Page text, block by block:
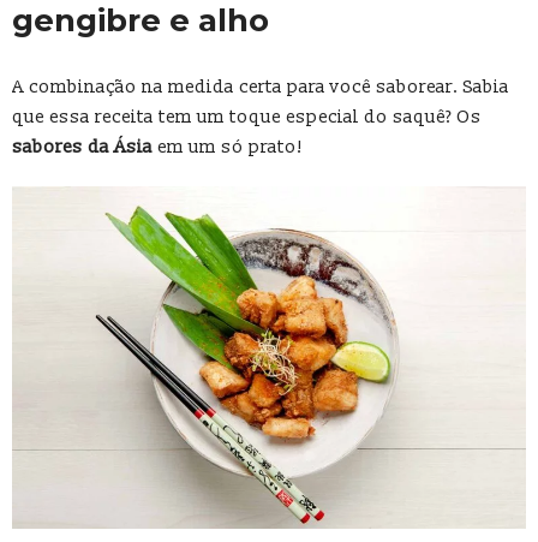
gengibre e alho
A combinação na medida certa para você saborear. Sabia
que essa receita tem um toque especial do saquê? Os
sabores da Ásia em um só prato!